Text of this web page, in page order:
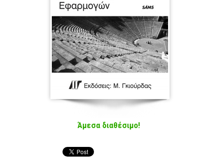
Delphi - Pascal
Visual Basic
C++, Visual C++
Cobol - Assembly - Fortran
Άμεσα διαθέσιμο!